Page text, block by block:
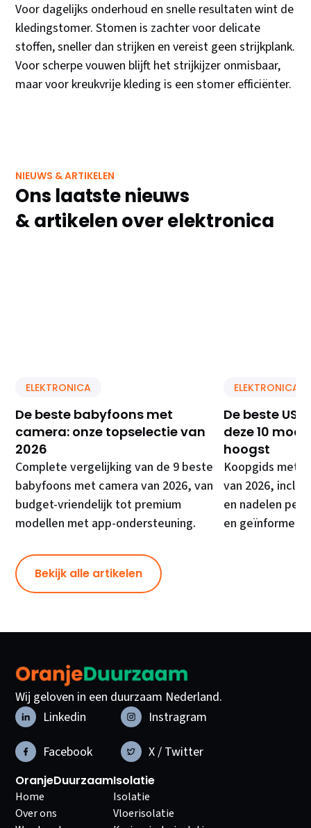
Voor dagelijks onderhoud en snelle resultaten wint de
kledingstomer. Stomen is zachter voor delicate
stoffen, sneller dan strijken en vereist geen strijkplank.
Voor scherpe vouwen blijft het strijkijzer onmisbaar,
maar voor kreukvrije kleding is een stomer efficiënter.
NIEUWS & ARTIKELEN
Ons laatste nieuws
& artikelen over elektronica
ELEKTRONICA
De beste babyfoons met
camera: onze topselectie van
2026
Complete vergelijking van de 9 beste
babyfoons met camera van 2026, van
budget-vriendelijk tot premium
modellen met app-ondersteuning.
ELEKTRONICA
De beste
deze 10
hoogst
Koopgids met
van 2026,
en nadelen per
en
Bekijk alle artikelen
Wij geloven in een duurzaam Nederland.
Linkedin
Instragram
Facebook
X / Twitter
OranjeDuurzaam
Home
Over ons
Isolatie
Isolatie
Vloerisolatie